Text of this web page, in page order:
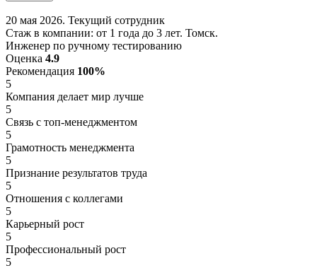
20 мая 2026. Текущий сотрудник
Стаж в компании: от 1 года до 3 лет. Томск.
Инженер по ручному тестированию
Оценка 4.9
Рекомендация 100%
5
Компания делает мир лучше
5
Связь с топ-менеджментом
5
Грамотность менеджмента
5
Признание результатов труда
5
Отношения с коллегами
5
Карьерный рост
5
Профессиональный рост
5